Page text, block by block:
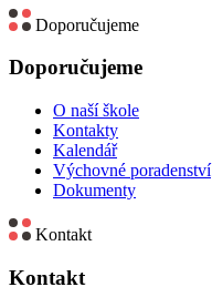
Doporučujeme
Doporučujeme
O naší škole
Kontakty
Kalendář
Výchovné poradenství
Dokumenty
Kontakt
Kontakt